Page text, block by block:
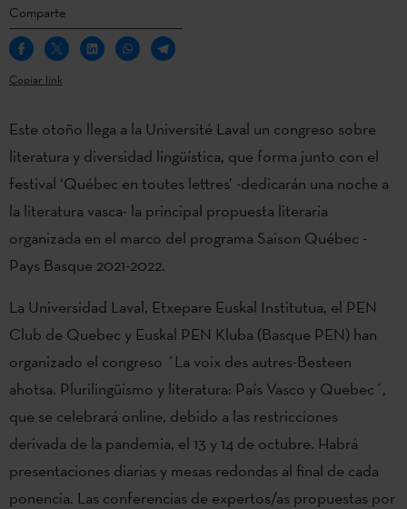
Comparte
Copiar link
Este otoño llega a la Université Laval un congreso sobre
literatura y diversidad lingüística, que forma junto con el
festival ‘Québec en toutes lettres’ -dedicarán una noche a
la literatura vasca- la principal propuesta literaria
organizada en el marco del programa Saison Québec -
Pays Basque 2021-2022.
La Universidad Laval, Etxepare Euskal Institutua, el PEN
Club de Quebec y Euskal PEN Kluba (Basque PEN) han
organizado el congreso ´La voix des autres-Besteen
ahotsa. Plurilingüismo y literatura: País Vasco y Quebec´,
que se celebrará online, debido a las restricciones
derivada de la pandemia, el 13 y 14 de octubre. Habrá
presentaciones diarias y mesas redondas al final de cada
ponencia. Las conferencias de expertos/as propuestas por